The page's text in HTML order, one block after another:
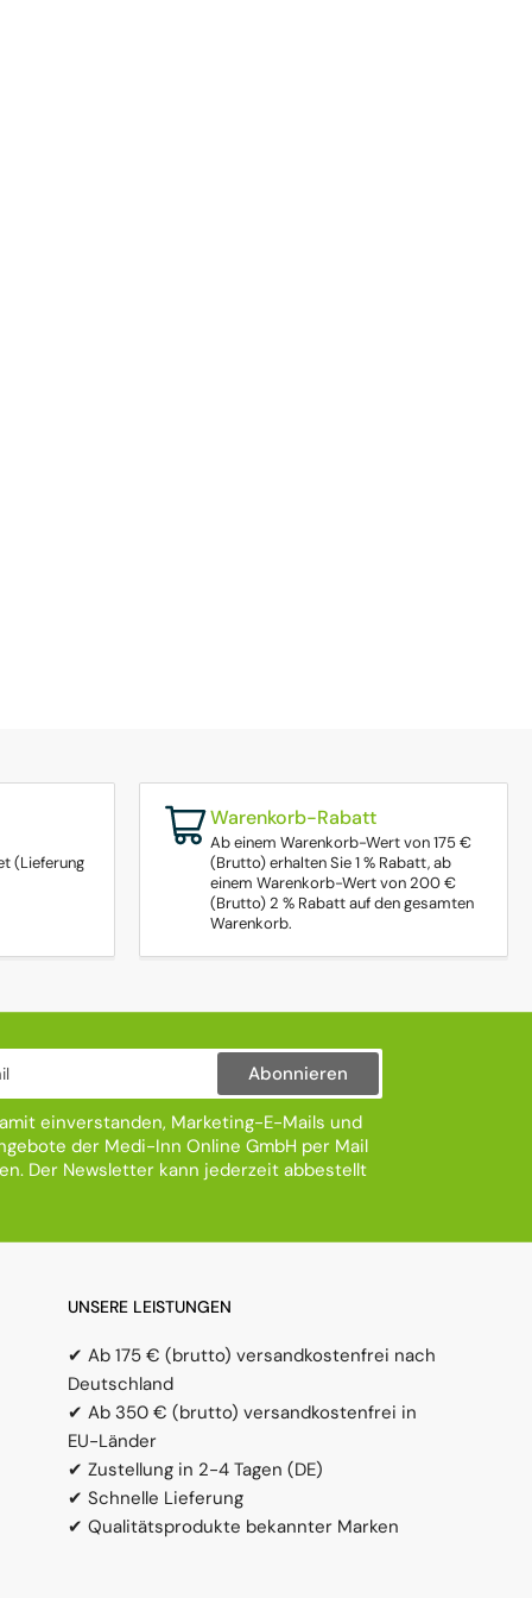
(Lieferung
Warenkorb-Rabatt
Ab einem Warenkorb-Wert von 175 €
(Brutto) erhalten Sie 1 % Rabatt, ab
einem Warenkorb-Wert von 200 €
(Brutto) 2 % Rabatt auf den gesamten
Warenkorb.
Abonnieren
einverstanden, Marketing-E-Mails und
der Medi-Inn Online GmbH per Mail
Der Newsletter kann jederzeit abbestellt
UNSERE LEISTUNGEN
✔ Ab 175 € (brutto) versandkostenfrei nach
Deutschland
✔ Ab 350 € (brutto) versandkostenfrei in
EU-Länder
✔ Zustellung in 2-4 Tagen (DE)
✔ Schnelle Lieferung
✔ Qualitätsprodukte bekannter Marken